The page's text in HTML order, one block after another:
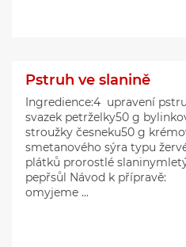
Pstruh ve slanině
Ingredience:4 upravení
svazek petrželky50 g
stroužky česneku50 g
smetanového sýra typu
plátků prorostlé
pepřsůl Návod k přípravě:
omyjeme ...